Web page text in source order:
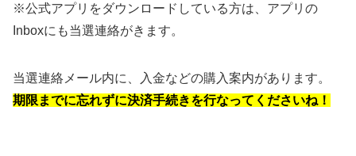
※公式アプリをダウンロードしている方は、アプリの
Inboxにも当選連絡がきます。
当選連絡メール内に、入金などの購入案内があります。
期限までに忘れずに決済手続きを行なってくださいね！